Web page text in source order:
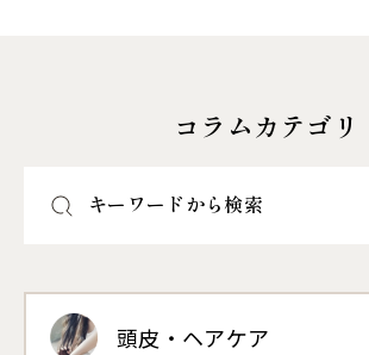
コラムカテゴリ
キーワードから検索
頭皮・ヘアケア